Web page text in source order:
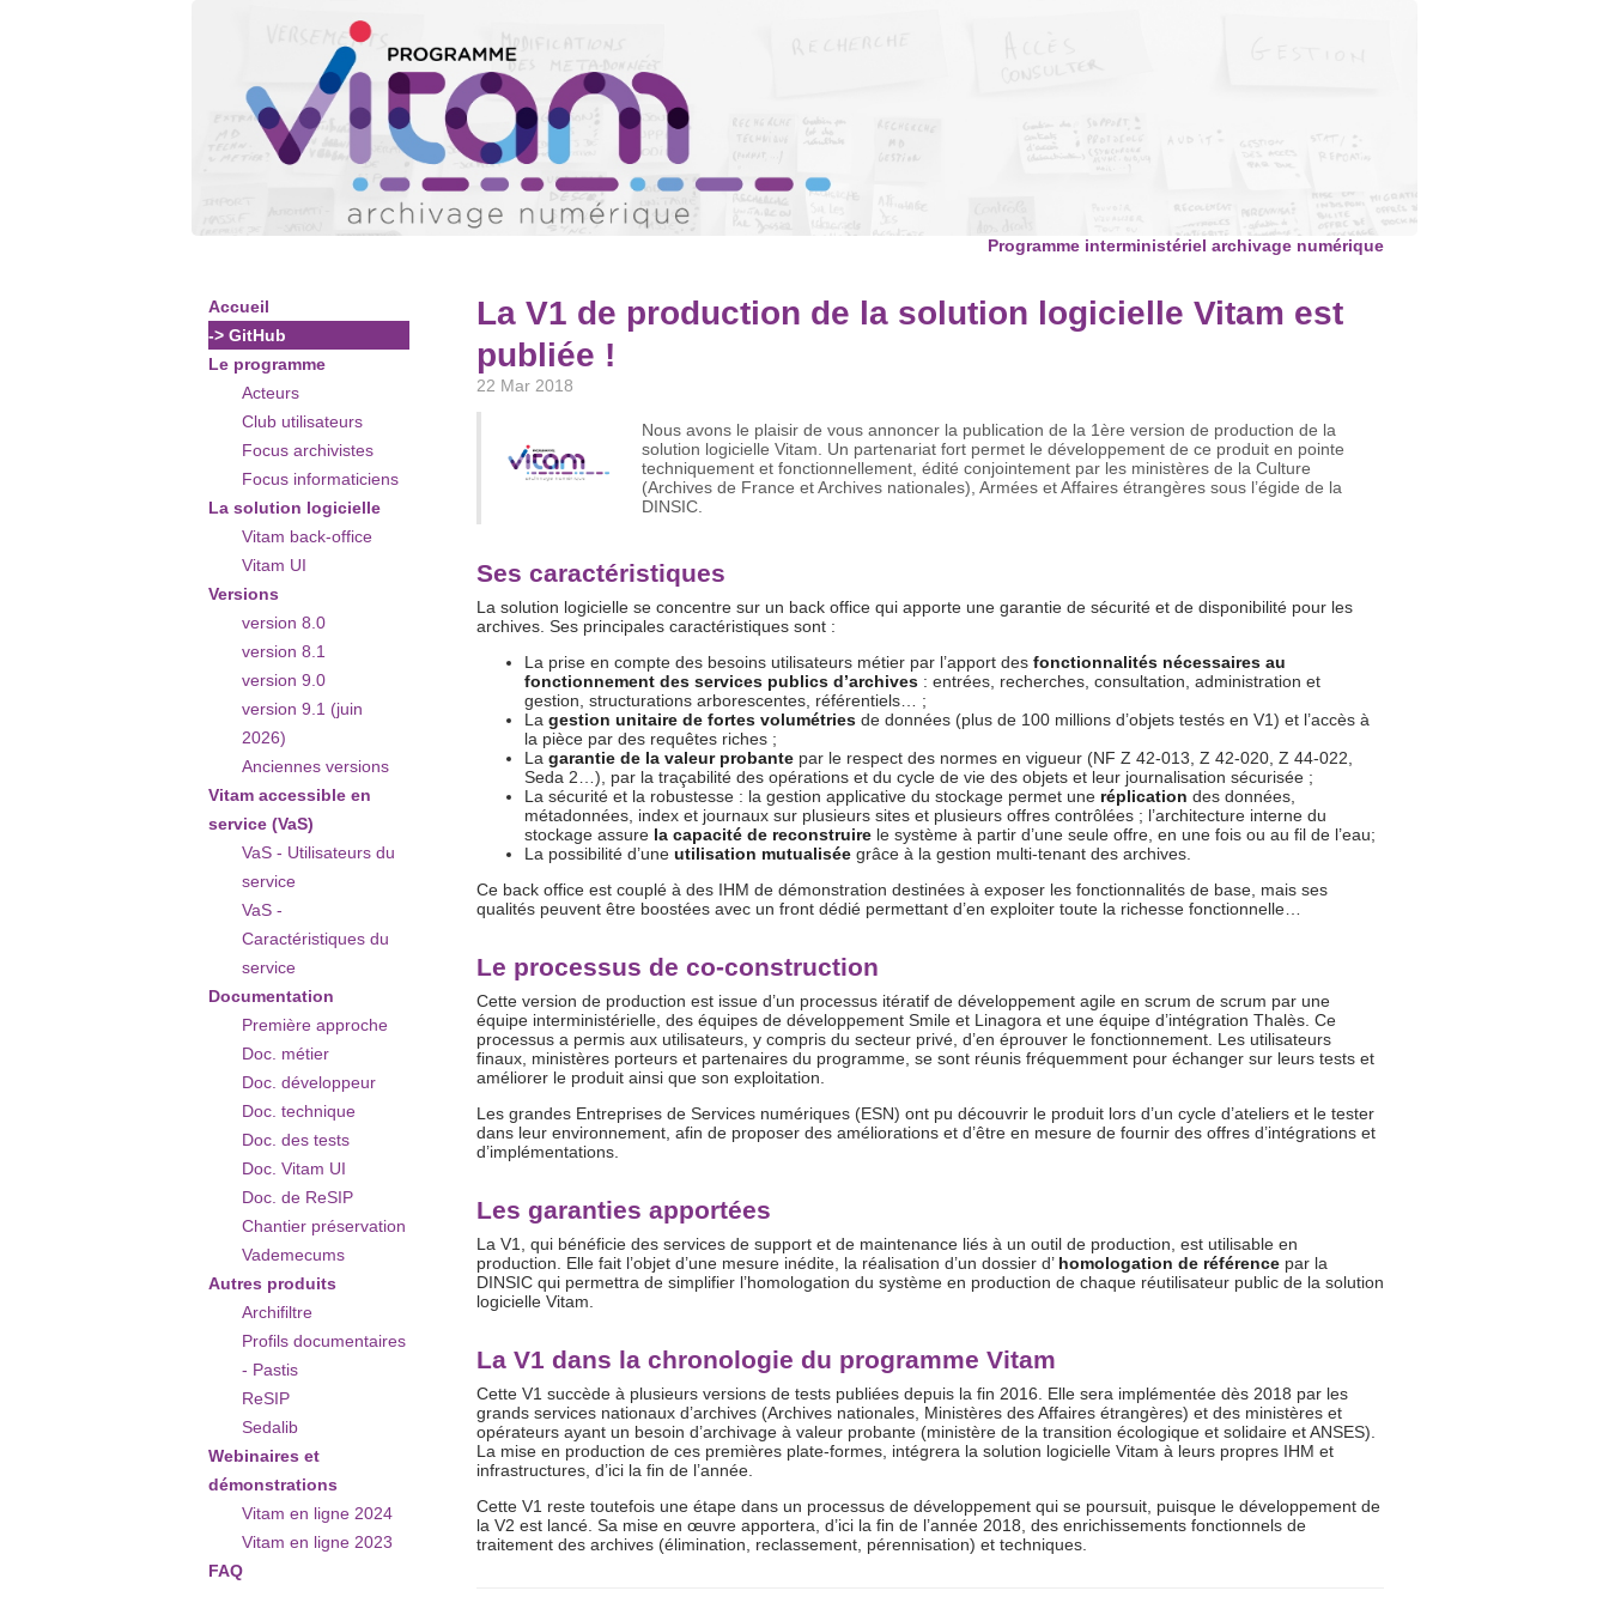
Programme interministériel archivage numérique
Accueil
-> GitHub
Le programme
Acteurs
Club utilisateurs
Focus archivistes
Focus informaticiens
La solution logicielle
Vitam back-office
Vitam UI
Versions
version 8.0
version 8.1
version 9.0
version 9.1 (juin
2026)
Anciennes versions
Vitam accessible en
service (VaS)
VaS - Utilisateurs du
service
VaS -
Caractéristiques du
service
Documentation
Première approche
Doc. métier
Doc. développeur
Doc. technique
Doc. des tests
Doc. Vitam UI
Doc. de ReSIP
Chantier préservation
Vademecums
Autres produits
Archifiltre
Profils documentaires
- Pastis
ReSIP
Sedalib
Webinaires et
démonstrations
Vitam en ligne 2024
Vitam en ligne 2023
FAQ
La V1 de production de la solution logicielle Vitam est
publiée !
22 Mar 2018
Nous avons le plaisir de vous annoncer la publication de la 1ère version de production de la
solution logicielle Vitam. Un partenariat fort permet le développement de ce produit en pointe
techniquement et fonctionnellement, édité conjointement par les ministères de la Culture
(Archives de France et Archives nationales), Armées et Affaires étrangères sous l’égide de la
DINSIC.
Ses caractéristiques
La solution logicielle se concentre sur un back office qui apporte une garantie de sécurité et de disponibilité pour les
archives. Ses principales caractéristiques sont :
La prise en compte des besoins utilisateurs métier par l’apport des fonctionnalités nécessaires au
fonctionnement des services publics d’archives : entrées, recherches, consultation, administration et
gestion, structurations arborescentes, référentiels… ;
La gestion unitaire de fortes volumétries de données (plus de 100 millions d’objets testés en V1) et l’accès à
la pièce par des requêtes riches ;
La garantie de la valeur probante par le respect des normes en vigueur (NF Z 42-013, Z 42-020, Z 44-022,
Seda 2…), par la traçabilité des opérations et du cycle de vie des objets et leur journalisation sécurisée ;
La sécurité et la robustesse : la gestion applicative du stockage permet une réplication des données,
métadonnées, index et journaux sur plusieurs sites et plusieurs offres contrôlées ; l’architecture interne du
stockage assure la capacité de reconstruire le système à partir d’une seule offre, en une fois ou au fil de l’eau;
La possibilité d’une utilisation mutualisée grâce à la gestion multi-tenant des archives.
Ce back office est couplé à des IHM de démonstration destinées à exposer les fonctionnalités de base, mais ses
qualités peuvent être boostées avec un front dédié permettant d’en exploiter toute la richesse fonctionnelle…
Le processus de co-construction
Cette version de production est issue d’un processus itératif de développement agile en scrum de scrum par une
équipe interministérielle, des équipes de développement Smile et Linagora et une équipe d’intégration Thalès. Ce
processus a permis aux utilisateurs, y compris du secteur privé, d’en éprouver le fonctionnement. Les utilisateurs
finaux, ministères porteurs et partenaires du programme, se sont réunis fréquemment pour échanger sur leurs tests et
améliorer le produit ainsi que son exploitation.
Les grandes Entreprises de Services numériques (ESN) ont pu découvrir le produit lors d’un cycle d’ateliers et le tester
dans leur environnement, afin de proposer des améliorations et d’être en mesure de fournir des offres d’intégrations et
d’implémentations.
Les garanties apportées
La V1, qui bénéficie des services de support et de maintenance liés à un outil de production, est utilisable en
production. Elle fait l’objet d’une mesure inédite, la réalisation d’un dossier d’ homologation de référence par la
DINSIC qui permettra de simplifier l’homologation du système en production de chaque réutilisateur public de la solution
logicielle Vitam.
La V1 dans la chronologie du programme Vitam
Cette V1 succède à plusieurs versions de tests publiées depuis la fin 2016. Elle sera implémentée dès 2018 par les
grands services nationaux d’archives (Archives nationales, Ministères des Affaires étrangères) et des ministères et
opérateurs ayant un besoin d’archivage à valeur probante (ministère de la transition écologique et solidaire et ANSES).
La mise en production de ces premières plate-formes, intégrera la solution logicielle Vitam à leurs propres IHM et
infrastructures, d’ici la fin de l’année.
Cette V1 reste toutefois une étape dans un processus de développement qui se poursuit, puisque le développement de
la V2 est lancé. Sa mise en œuvre apportera, d’ici la fin de l’année 2018, des enrichissements fonctionnels de
traitement des archives (élimination, reclassement, pérennisation) et techniques.